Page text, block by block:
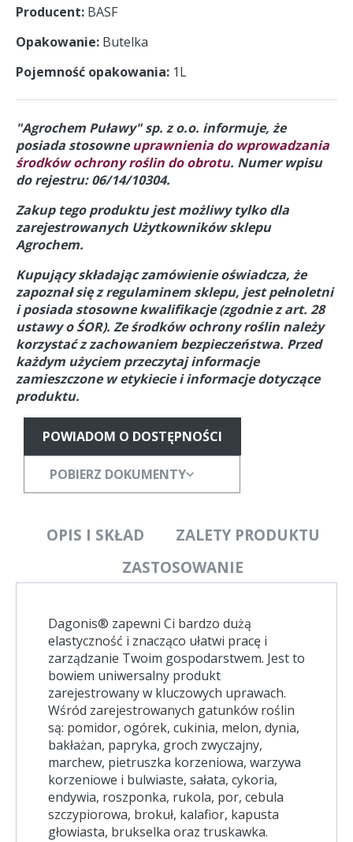
Producent BASF
Opakowanie Butelka
Pojemność opakowania 1L
"Agrochem Puławy" sp. z o.o. informuje, że
posiada stosowneuprawnienia do wprowadzania
środków ochrony roślin do obrotu. Numer wpisu
do rejestru: 06/14/10304.
Zakup tego produktu jest możliwy tylko dla
zarejestrowanych Użytkowników sklepu
Agrochem.
Kupujący składając zamówienie oświadcza, że
zapoznał się z regulaminem sklepu, jest pełnoletni
i posiada stosowne kwalifikacje (zgodnie z art. 28
ustawy o ŚOR). Ze środków ochrony roślin należy
korzystać z zachowaniem bezpieczeństwa. Przed
każdym użyciem przeczytaj informacje
zamieszczone w etykiecie i informacje dotyczące
produktu.
POWIADOM O DOSTĘPNOŚCI
POBIERZ DOKUMENTY
OPIS I SKŁAD
ZALETY PRODUKTU
ZASTOSOWANIE
Dagonis® zapewni Ci bardzo dużą
elastyczność i znacząco ułatwi pracę i
zarządzanie Twoim gospodarstwem. Jest to
bowiem uniwersalny produkt
zarejestrowany w kluczowych uprawach.
Wśród zarejestrowanych gatunków roślin
są: pomidor, ogórek, cukinia, melon, dynia,
bakłażan, papryka, groch zwyczajny,
marchew, pietruszka korze­niowa, warzywa
korzeniowe i bulwia­ste, sałata, cykoria,
endywia, roszpon­ka, rukola, por, cebula
szczypiorowa, brokuł, kalafior, kapusta
głowiasta, brukselka oraz truskawka.